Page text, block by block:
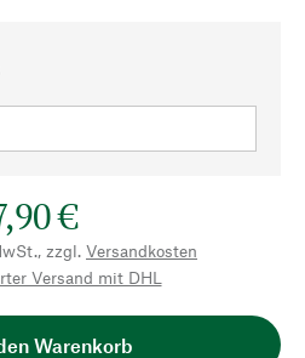
€
zzgl. Versandkosten
Versand mit DHL
Warenkorb